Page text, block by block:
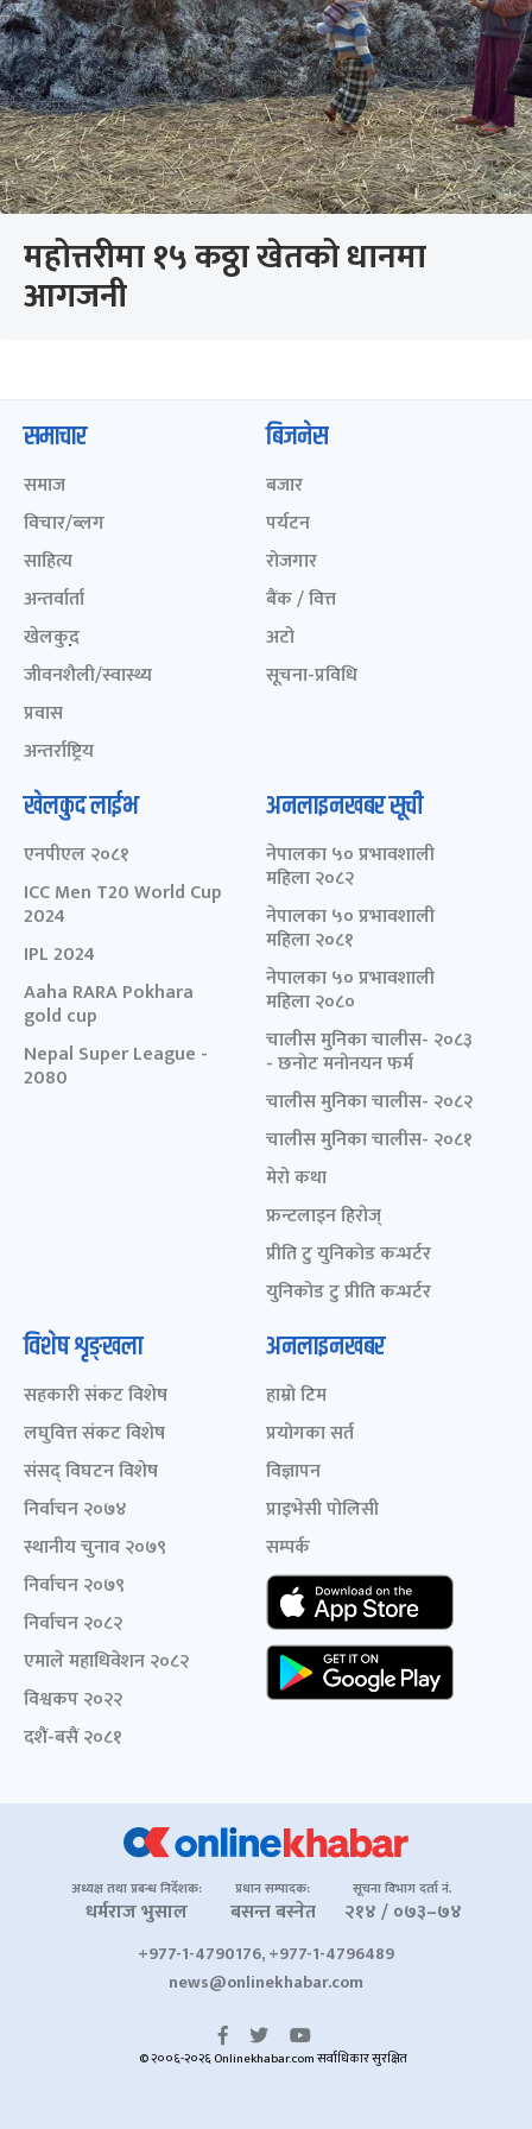
महोत्तरीमा १५ कठ्ठा खेतको धानमा
आगजनी
समाचार
समाज
विचार/ब्लग
साहित्य
अन्तर्वार्ता
खेलकुद़़
जीवनशैली/स्वास्थ्य
प्रवास
अन्तर्राष्ट्रिय
बिजनेस
बजार
पर्यटन
रोजगार
बैंक / वित्त
अटो
सूचना-प्रविधि
खेलकुद लाईभ
एनपीएल २०८१
ICC Men T20 World Cup
2024
IPL 2024
Aaha RARA Pokhara
gold cup
Nepal Super League -
2080
अनलाइनखबर सूची
नेपालका ५० प्रभावशाली
महिला २०८२
नेपालका ५० प्रभावशाली
महिला २०८१
नेपालका ५० प्रभावशाली
महिला २०८०
चालीस मुनिका चालीस- २०८३
- छनोट मनोनयन फर्म
चालीस मुनिका चालीस- २०८२
चालीस मुनिका चालीस- २०८१
मेरो कथा
फ्रन्टलाइन हिरोज्
प्रीति टु युनिकोड कन्भर्टर
युनिकोड टु प्रीति कन्भर्टर
विशेष शृङ्खला
सहकारी संकट विशेष
लघुवित्त संकट विशेष
संसद् विघटन विशेष
निर्वाचन २०७४
स्थानीय चुनाव २०७९
निर्वाचन २०७९
निर्वाचन २०८२
एमाले महाधिवेशन २०८२
विश्वकप २०२२
दशैं-बसैं २०८१
अनलाइनखबर
हाम्रो टिम
प्रयोगका सर्त
विज्ञापन
प्राइभेसी पोलिसी
सम्पर्क
अध्यक्ष तथा प्रबन्ध निर्देशक:
धर्मराज भुसाल
प्रधान सम्पादक:
बसन्त बस्नेत
सूचना विभाग दर्ता नं.
२१४ / ०७३–७४
+977-1-4790176, +977-1-4796489
news@onlinekhabar.com
© २००६-२०२६ Onlinekhabar.com सर्वाधिकार सुरक्षित